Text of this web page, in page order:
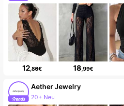
12 ,86€ 18 ,99€
Aether Jewelry
20+ Neu